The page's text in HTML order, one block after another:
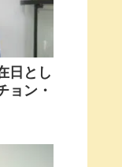
日とし
ョン・